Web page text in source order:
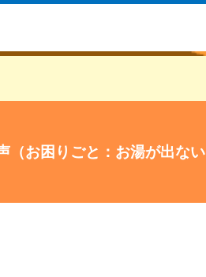
お困りごと：お湯が出ない